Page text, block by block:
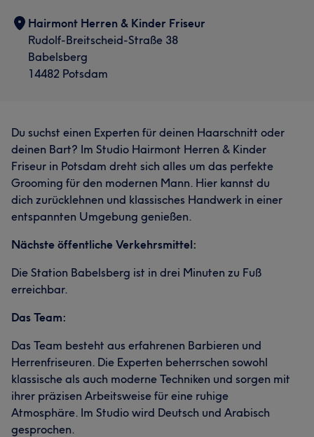
Hairmont Herren & Kinder Friseur
Rudolf-Breitscheid-Straße 38
Babelsberg
14482 Potsdam
Du suchst einen Experten für deinen Haarschnitt oder
deinen Bart? Im Studio Hairmont Herren & Kinder
Friseur in Potsdam dreht sich alles um das perfekte
Grooming für den modernen Mann. Hier kannst du
dich zurücklehnen und klassisches Handwerk in einer
entspannten Umgebung genießen.
Nächste öffentliche Verkehrsmittel:
Die Station Babelsberg ist in drei Minuten zu Fuß
erreichbar.
Das Team:
Das Team besteht aus erfahrenen Barbieren und
Herrenfriseuren. Die Experten beherrschen sowohl
klassische als auch moderne Techniken und sorgen mit
ihrer präzisen Arbeitsweise für eine ruhige
Atmosphäre. Im Studio wird Deutsch und Arabisch
gesprochen.